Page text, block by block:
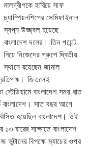
মালদ্বীপকে হারিয়ে সাফ
চ্যাম্পিয়নশিপের সেমিফাইনাল
স্বপ্ন উজ্জ্বল হয়েছে
বাংলাদেশ দলের। তিন পয়েন্ট
নিয়ে নিজেদের গ্রুপে দ্বিতীয়
স্থানে রয়েছেন জামাল
জিতলেই
স্টেডিয়ামে বাংলাদেশ সময় রাত
বাংলাদেশ। সাত বছর আগে
হয়েছিল বাংলাদেশ। ওই
বারের সাক্ষাতে বাংলাদেশ
বিপক্ষে ম্যাচের ওপর